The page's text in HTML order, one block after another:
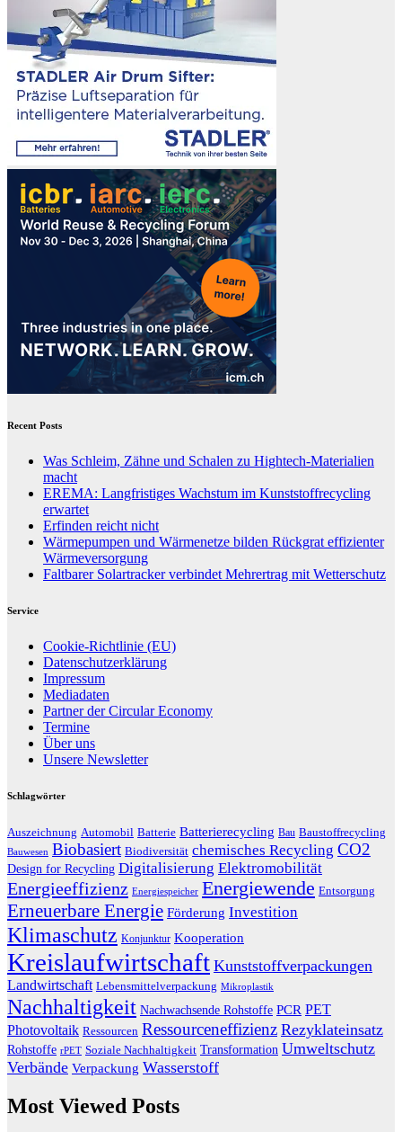
Recent Posts
Was Schleim, Zähne und Schalen zu Hightech-Materialien
macht
EREMA: Langfristiges Wachstum im Kunststoffrecycling
erwartet
Erfinden reicht nicht
Wärmepumpen und Wärmenetze bilden Rückgrat effizienter
Wärmeversorgung
Faltbarer Solartracker verbindet Mehrertrag mit Wetterschutz
Service
Cookie-Richtlinie (EU)
Datenschutzerklärung
Impressum
Mediadaten
Partner der Circular Economy
Termine
Über uns
Unsere Newsletter
Schlagwörter
Auszeichnung Automobil Batterie Batterierecycling Bau Baustoffrecycling
Bauwesen Biobasiert Biodiversität chemisches Recycling CO2
Design for Recycling Digitalisierung Elektromobilität
Energieeffizienz Energiespeicher Energiewende Entsorgung
Erneuerbare Energie Förderung Investition
Klimaschutz Konjunktur Kooperation
Kreislaufwirtschaft Kunststoffverpackungen
Landwirtschaft Lebensmittelverpackung Mikroplastik
Nachhaltigkeit Nachwachsende Rohstoffe PCR PET
Photovoltaik Ressourcen Ressourceneffizienz Rezyklateinsatz
Rohstoffe rPET Soziale Nachhaltigkeit Transformation Umweltschutz
Verbände Verpackung Wasserstoff
Most Viewed Posts